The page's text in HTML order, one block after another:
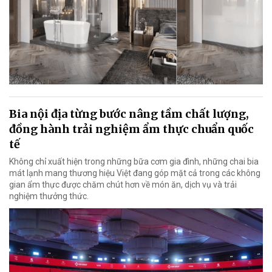
Bia nội địa từng bước nâng tầm chất lượng,
đồng hành trải nghiệm ẩm thực chuẩn quốc
tế
Không chỉ xuất hiện trong những bữa cơm gia đình, những chai bia
mát lạnh mang thương hiệu Việt đang góp mặt cả trong các không
gian ẩm thực được chăm chút hơn về món ăn, dịch vụ và trải
nghiệm thưởng thức.